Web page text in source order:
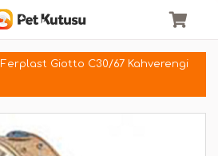
Ferplast Giotto C30/67 Kahverengi